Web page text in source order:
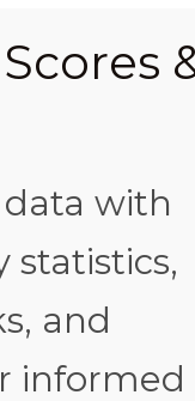
with
statistics,
and
informed